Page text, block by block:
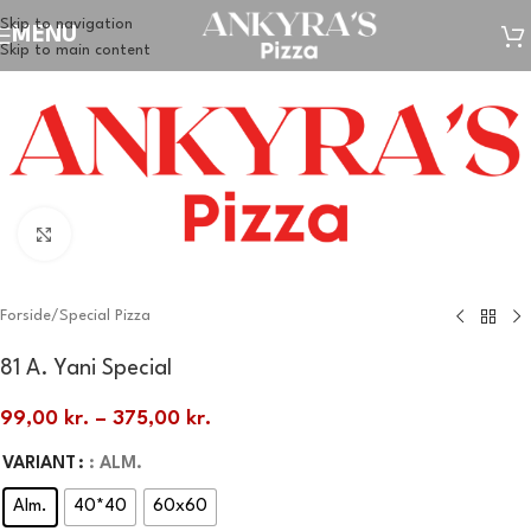
Skip to navigation
Skip to main content
MENU
Forside/Special Pizza
81 A. Yani Special
99,00 kr. – 375,00 kr.
VARIANT : ALM.
Alm. 40*40 60x60